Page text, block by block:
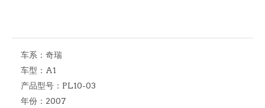
车系： 奇瑞
车型： A1
产品型号： PL10-03
年份： 2007